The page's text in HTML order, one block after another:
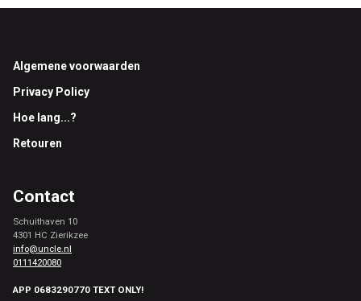
Footer
Algemene voorwaarden
Privacy Policy
Hoe lang...?
Retouren
Contact
Schuithaven 10
4301 HC Zierikzee
info@uncle.nl
0111420080
APP 0683290770 TEXT ONLY!